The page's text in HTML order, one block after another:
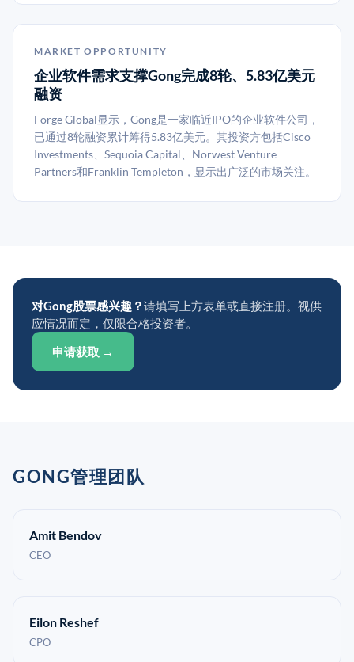
MARKET OPPORTUNITY
企业软件需求支撑Gong完成8轮、5.83亿美元
融资
Forge Global显示，Gong是一家临近IPO的企业软件公司，
已通过8轮融资累计筹得5.83亿美元。其投资方包括Cisco
Investments、Sequoia Capital、Norwest Venture
Partners和Franklin Templeton，显示出广泛的市场关注。
对Gong股票感兴趣？请填写上方表单或直接注册。视供
应情况而定，仅限合格投资者。
申请获取 →
GONG管理团队
Amit Bendov
CEO
Eilon Reshef
CPO